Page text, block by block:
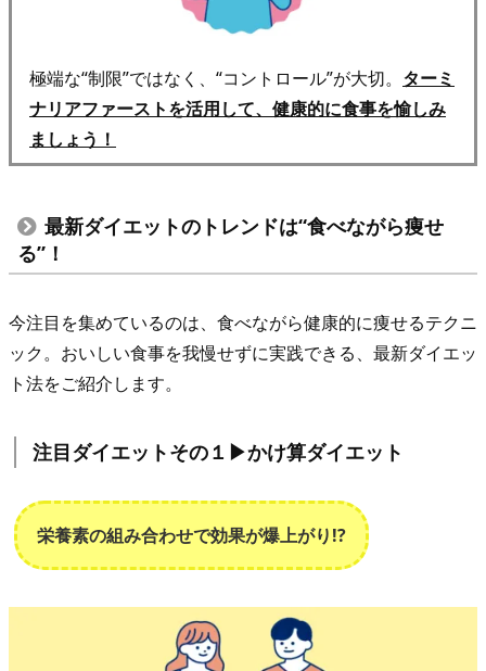
D
A
S
H
イ
ト
タ
ミ
ナ
リ
ア
極端な“制限”ではなく、“コントロール”が大切。 ターミ
ナリアファーストを活用して、健康的に食事を愉しみ
ましょう！
最新ダイエットのトレンドは“食べながら痩せ
る”！
今注目を集めているのは、食べながら健康的に痩せるテクニ
ック。おいしい食事を我慢せずに実践できる、最新ダイエッ
ト法をご紹介します。
注目ダイエットその１▶︎かけ算ダイエット
栄養素の組み合わせで効果が爆上がり!?